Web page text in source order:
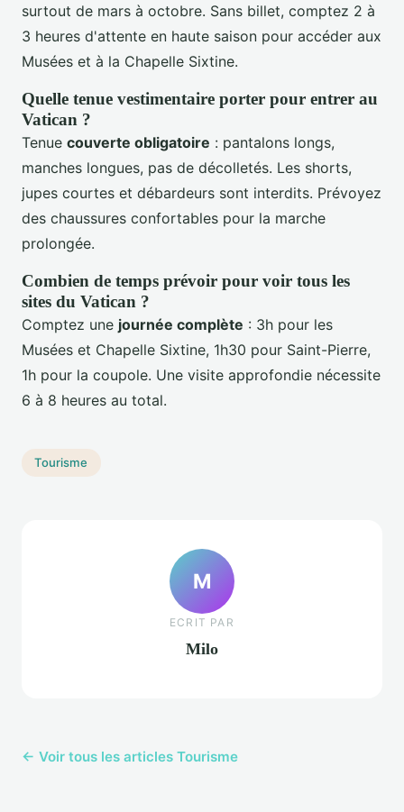
surtout de mars à octobre. Sans billet, comptez 2 à
3 heures d'attente en haute saison pour accéder aux
Musées et à la Chapelle Sixtine.
Quelle tenue vestimentaire porter pour entrer au
Vatican ?
Tenue couverte obligatoire : pantalons longs,
manches longues, pas de décolletés. Les shorts,
jupes courtes et débardeurs sont interdits. Prévoyez
des chaussures confortables pour la marche
prolongée.
Combien de temps prévoir pour voir tous les
sites du Vatican ?
Comptez une journée complète : 3h pour les
Musées et Chapelle Sixtine, 1h30 pour Saint-Pierre,
1h pour la coupole. Une visite approfondie nécessite
6 à 8 heures au total.
Tourisme
M
ECRIT PAR
Milo
← Voir tous les articles Tourisme